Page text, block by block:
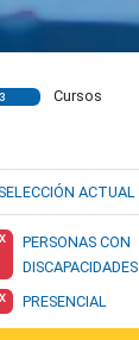
3 Cursos
ACTUAL
X
PERSONAS CON
DISCAPACIDADES
X PRESENCIAL